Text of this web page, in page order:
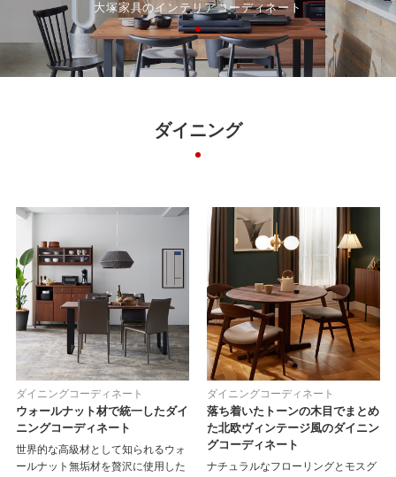
大塚家具のインテリアコーディネート
ダイニング
ダイニングコーディネート
ウォールナット材で統一したダイ
ニングコーディネート
世界的な高級材として知られるウォ
ールナット無垢材を贅沢に使用した
ダイニングコーディネート
落ち着いたトーンの木目でまとめ
た北欧ヴィンテージ風のダイニン
グコーディネート
ナチュラルなフローリングとモスグ